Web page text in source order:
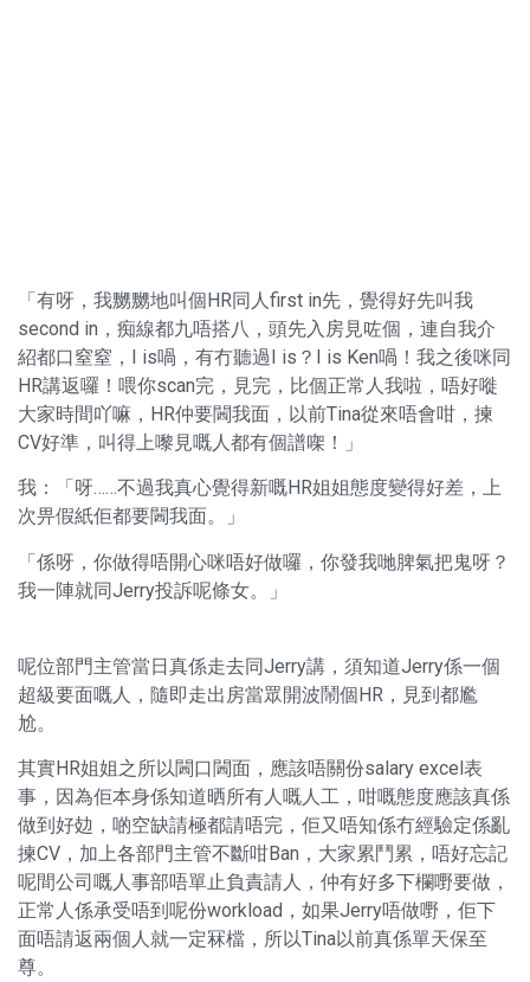
「有呀，我嬲嬲地叫個HR同人first in先，覺得好先叫我
second in，痴線都九唔搭八，頭先入房見咗個，連自我介
紹都口窒窒，I is喎，有冇聽過I is？I is Ken喎！我之後咪同
HR講返囉！喂你scan完，見完，比個正常人我啦，唔好嘥
大家時間吖嘛，HR仲要閪我面，以前Tina從來唔會咁，揀
CV好準，叫得上嚟見嘅人都有個譜㗎！」
我：「呀……不過我真心覺得新嘅HR姐姐態度變得好差，上
次畀假紙佢都要閪我面。」
「係呀，你做得唔開心咪唔好做囉，你發我哋脾氣把鬼呀？
我一陣就同Jerry投訴呢條女。」
呢位部門主管當日真係走去同Jerry講，須知道Jerry係一個
超級要面嘅人，隨即走出房當眾開波鬧個HR，見到都尷
尬。
其實HR姐姐之所以閪口閪面，應該唔關份salary excel表
事，因為佢本身係知道晒所有人嘅人工，咁嘅態度應該真係
做到好攰，啲空缺請極都請唔完，佢又唔知係冇經驗定係亂
揀CV，加上各部門主管不斷咁Ban，大家累鬥累，唔好忘記
呢間公司嘅人事部唔單止負責請人，仲有好多下欄嘢要做，
正常人係承受唔到呢份workload，如果Jerry唔做嘢，佢下
面唔請返兩個人就一定冧檔，所以Tina以前真係單天保至
尊。